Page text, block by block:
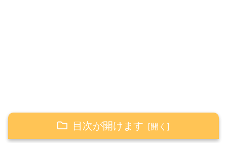
目次が開けます